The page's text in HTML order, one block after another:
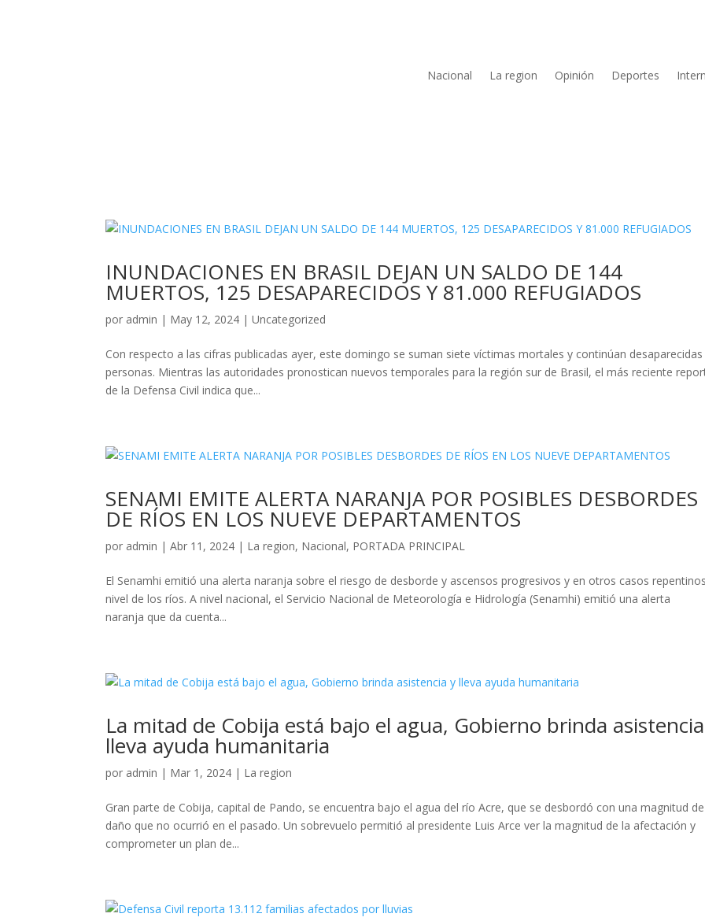
Nacional La region Opinión Deportes
INUNDACIONES EN BRASIL DEJAN UN SALDO DE 144
MUERTOS, 125 DESAPARECIDOS Y 81.000 REFUGIADOS
por admin | May 12, 2024 |Uncategorized
Con respecto a las cifras publicadas ayer, este domingo se suman siete víctimas mortales y continúan desaparecidas
personas. Mientras las autoridades pronostican nuevos temporales para la región sur de Brasil, el más reciente
de la Defensa Civil indica que...
SENAMI EMITE ALERTA NARANJA POR POSIBLES DESBORDES
DE RÍOS EN LOS NUEVE DEPARTAMENTOS
por admin |Abr 11, 2024 | La region, Nacional, PORTADA PRINCIPAL
El Senamhi emitió una alerta naranja sobre el riesgo de desborde y ascensos progresivos y en otros casos
nivel de los ríos. A nivel nacional, el Servicio Nacional de Meteorología e Hidrología (Senamhi) emitió una alerta
naranja que da cuenta...
La mitad de Cobija está bajo el agua, Gobierno brinda
lleva ayuda humanitaria
por admin | Mar 1, 2024 | La region
Gran parte de Cobija, capital de Pando, se encuentra bajo el agua del río Acre, que se desbordó con una magnitud de
daño que no ocurrió en el pasado. Un sobrevuelo permitió al presidente Luis Arce ver la magnitud de la afectación y
comprometer un plan de...